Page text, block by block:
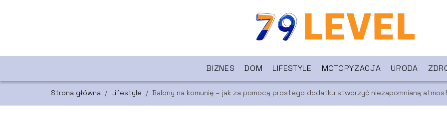
BIZNES DOM LIFESTYLE MOTORYZACJA URODA
Strona główna / Lifestyle / Balony na komunię – jak za pomocą prostego dodatku stworzyć niezapomnianą